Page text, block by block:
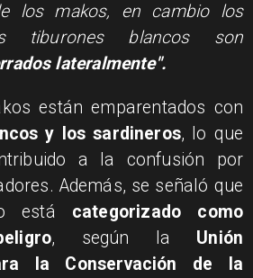
los makos, en cambio los
tiburones blancos son
lateralmente".
están emparentados con
y los sardineros, lo que
a la confusión por
Además, se señaló que
está categorizado como
, según la Unión
la Conservación de la